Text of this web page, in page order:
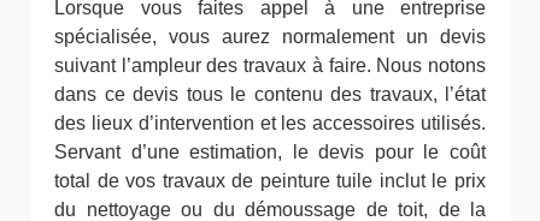
Lorsque vous faites appel à une entreprise
spécialisée, vous aurez normalement un devis
suivant l’ampleur des travaux à faire. Nous notons
dans ce devis tous le contenu des travaux, l’état
des lieux d’intervention et les accessoires utilisés.
Servant d’une estimation, le devis pour le coût
total de vos travaux de peinture tuile inclut le prix
du nettoyage ou du démoussage de toit, de la